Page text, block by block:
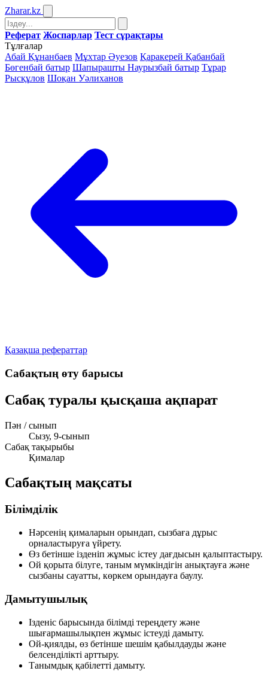
Zharar.kz
Реферат Жоспарлар Тест сұрақтары
Тұлғалар
Абай Құнанбаев Мұхтар Әуезов Қаракерей Қабанбай
Бөгенбай батыр Шапырашты Наурызбай батыр Тұрар
Рысқұлов Шоқан Уәлиханов
Қазақша рефераттар
Сабақтың өту барысы
Сабақ туралы қысқаша ақпарат
Пән / сынып
Сызу, 9-сынып
Сабақ тақырыбы
Қималар
Сабақтың мақсаты
Білімділік
Нәрсенің қималарын орындап, сызбаға дұрыс
орналастыруға үйрету.
Өз бетінше ізденіп жұмыс істеу дағдысын қалыптастыру.
Ой қорыта білуге, таным мүмкіндігін анықтауға және
сызбаны сауатты, көркем орындауға баулу.
Дамытушылық
Ізденіс барысында білімді тереңдету және
шығармашылықпен жұмыс істеуді дамыту.
Ой-қиялды, өз бетінше шешім қабылдауды және
белсенділікті арттыру.
Танымдық қабілетті дамыту.